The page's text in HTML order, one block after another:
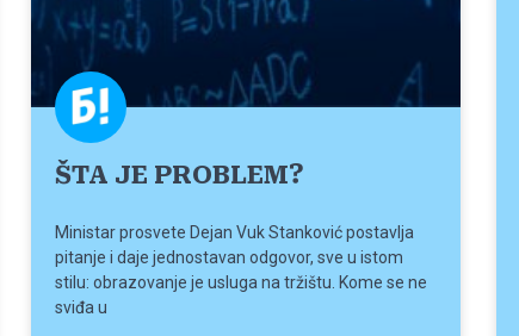
ŠTA JE PROBLEM?
Ministar prosvete Dejan Vuk Stanković postavlja
pitanje i daje jednostavan odgovor, sve u istom
stilu: obrazovanje je usluga na tržištu. Kome se ne
sviđa u